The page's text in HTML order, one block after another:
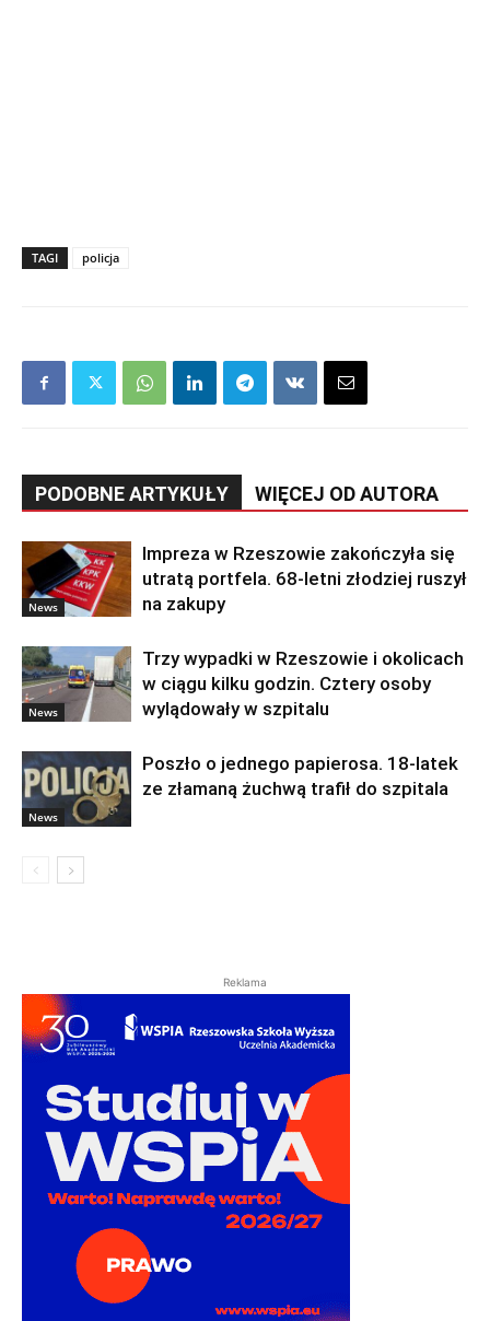
TAGI policja
PODOBNE ARTYKUŁY WIĘCEJ OD AUTORA
News
Impreza w Rzeszowie zakończyła się
utratą portfela. 68-letni złodziej ruszył
na zakupy
News
Trzy wypadki w Rzeszowie i okolicach
w ciągu kilku godzin. Cztery osoby
wylądowały w szpitalu
News
Poszło o jednego papierosa. 18-latek
ze złamaną żuchwą trafił do szpitala
Reklama